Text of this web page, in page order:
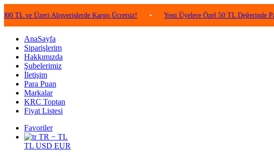
Üzeri Alışverişlerde Kargo Ücretsiz! • Yeni Üyelere Özel 50 TL Değerinde Para Puan!
AnaSayfa
Siparişlerim
Hakkımızda
Şubelerimiz
İletişim
Para Puan
Markalar
KRC Toptan
Fiyat Listesi
Favoriler
TR − TL
TL USD EUR